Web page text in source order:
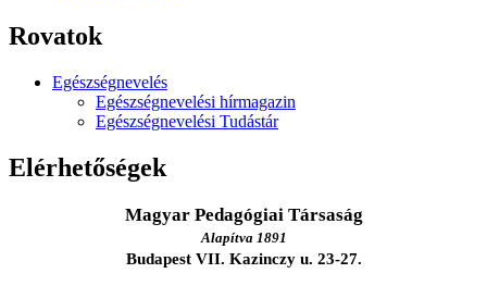
Rovatok
Egészségnevelés
Egészségnevelési hírmagazin
Egészségnevelési Tudástár
Elérhetőségek
Magyar Pedagógiai Társaság
Alapítva 1891
Budapest VII. Kazinczy u. 23-27.